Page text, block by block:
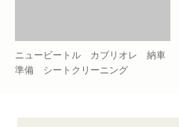
ニュービートル カブリオレ 納車
準備 シートクリーニング